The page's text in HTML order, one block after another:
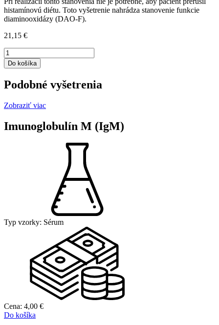
histamínovú diétu. Toto vyšetrenie nahrádza stanovenie funkcie
diaminooxidázy (DAO-F).
21,15 €
množstvo
Diaminooxidáza
(DAO)
degradácia
Do košíka
Podobné vyšetrenia
Zobraziť viac
Imunoglobulín M (IgM)
Typ vzorky: Sérum
Cena: 4,00 €
Do košíka